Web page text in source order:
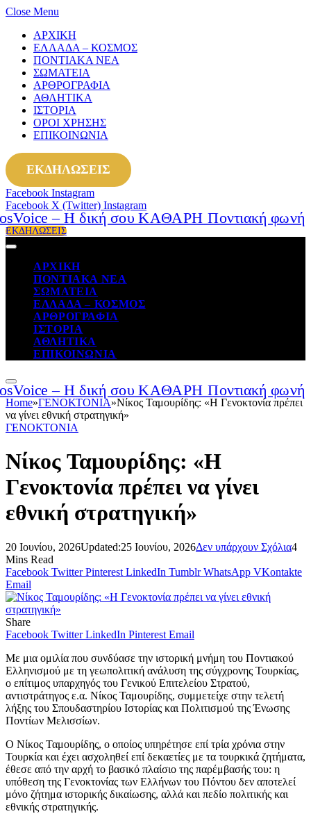
Close Menu
ΑΡΧΙΚΗ
ΕΛΛΑΔΑ – ΚΟΣΜΟΣ
ΠΟΝΤΙΑΚΑ ΝΕΑ
ΣΩΜΑΤΕΙΑ
ΑΡΘΡΟΓΡΑΦΙΑ
ΑΘΛΗΤΙΚΑ
ΙΣΤΟΡΙΑ
ΟΡΟΙ ΧΡΗΣΗΣ
ΕΠΙΚΟΙΝΩΝΙΑ
ΕΚΔΗΛΩΣΕΙΣ
Facebook Instagram
Facebook X (Twitter) Instagram
ΕΚΔΗΛΩΣΕΙΣ
ΑΡΧΙΚΗ
ΠΟΝΤΙΑΚΑ ΝΕΑ
ΣΩΜΑΤΕΙΑ
ΕΛΛΑΔΑ – ΚΟΣΜΟΣ
ΑΡΘΡΟΓΡΑΦΙΑ
ΙΣΤΟΡΙΑ
ΑΘΛΗΤΙΚΑ
ΕΠΙΚΟΙΝΩΝΙΑ
Home»ΓΕΝΟΚΤΟΝΙΑ»Νίκος Ταμουρίδης: «Η Γενοκτονία πρέπει
να γίνει εθνική στρατηγική»
ΓΕΝΟΚΤΟΝΙΑ
Νίκος Ταμουρίδης: «Η
Γενοκτονία πρέπει να γίνει
εθνική στρατηγική»
20 Ιουνίου, 2026Updated:25 Ιουνίου, 2026Δεν υπάρχουν Σχόλια4
Mins Read
Facebook Twitter Pinterest LinkedIn Tumblr WhatsApp VKontakte
Email
Share
Facebook Twitter LinkedIn Pinterest Email
Με μια ομιλία που συνδύασε την ιστορική μνήμη του Ποντιακού
Ελληνισμού με τη γεωπολιτική ανάλυση της σύγχρονης Τουρκίας,
ο επίτιμος υπαρχηγός του Γενικού Επιτελείου Στρατού,
αντιστράτηγος ε.α. Νίκος Ταμουρίδης, συμμετείχε στην τελετή
λήξης του Σπουδαστηρίου Ιστορίας και Πολιτισμού της Ένωσης
Ποντίων Μελισσίων.
Ο Νίκος Ταμουρίδης, ο οποίος υπηρέτησε επί τρία χρόνια στην
Τουρκία και έχει ασχοληθεί επί δεκαετίες με τα τουρκικά ζητήματα,
έθεσε από την αρχή το βασικό πλαίσιο της παρέμβασής του: η
υπόθεση της Γενοκτονίας των Ελλήνων του Πόντου δεν αποτελεί
μόνο ζήτημα ιστορικής δικαίωσης, αλλά και πεδίο πολιτικής και
εθνικής στρατηγικής.